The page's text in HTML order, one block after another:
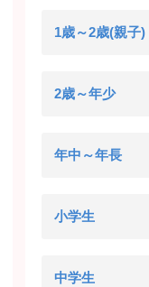
1歳～2歳(親子)
2歳～年少
年中～年長
小学生
中学生